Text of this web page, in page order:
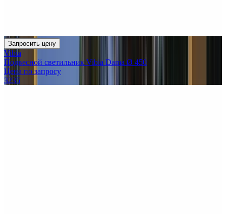
Запросить цену
Vibia
Подвесной светильник Vibia Dama Ø 450
Цена по запросу
3235